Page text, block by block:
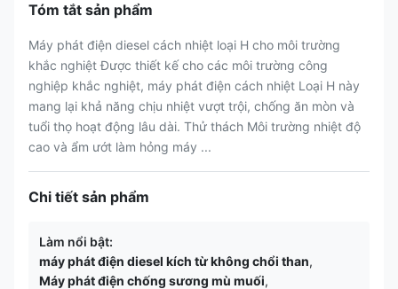
Tóm tắt sản phẩm
Máy phát điện diesel cách nhiệt loại H cho môi trường
khắc nghiệt Được thiết kế cho các môi trường công
nghiệp khắc nghiệt, máy phát điện cách nhiệt Loại H này
mang lại khả năng chịu nhiệt vượt trội, chống ăn mòn và
tuổi thọ hoạt động lâu dài. Thử thách Môi trường nhiệt độ
cao và ẩm ướt làm hỏng máy ...
Chi tiết sản phẩm
Làm nổi bật:
máy phát điện diesel kích từ không chổi than,
Máy phát điện chống sương mù muối,